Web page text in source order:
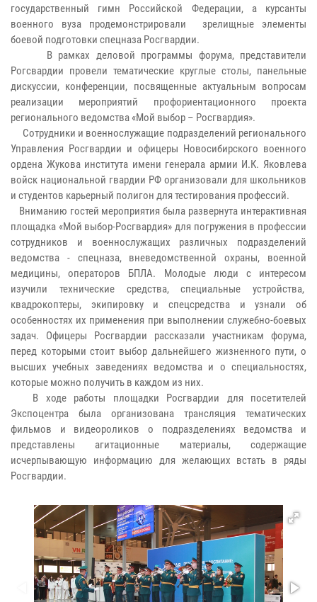
государственный гимн Российской Федерации, а курсанты
военного вуза продемонстрировали зрелищные элементы
боевой подготовки спецназа Росгвардии.
В рамках деловой программы форума, представители
Рогсвардии провели тематические круглые столы, панельные
дискуссии, конференции, посвященные актуальным вопросам
реализации мероприятий профориентационного проекта
регионального ведомства «Мой выбор – Росгвардия».
Сотрудники и военнослужащие подразделений регионального
Управления Росгвардии и офицеры Новосибирского военного
ордена Жукова института имени генерала армии И.К. Яковлева
войск национальной гвардии РФ организовали для школьников
и студентов карьерный полигон для тестирования профессий.
Вниманию гостей мероприятия была развернута интерактивная
площадка «Мой выбор-Росгвардия» для погружения в профессии
сотрудников и военнослужащих различных подразделений
ведомства - спецназа, вневедомственной охраны, военной
медицины, операторов БПЛА. Молодые люди с интересом
изучили технические средства, специальные устройства,
квадрокоптеры, экипировку и спецсредства и узнали об
особенностях их применения при выполнении служебно-боевых
задач. Офицеры Росгвардии рассказали участникам форума,
перед которыми стоит выбор дальнейшего жизненного пути, о
высших учебных заведениях ведомства и о специальностях,
которые можно получить в каждом из них.
В ходе работы площадки Росгвардии для посетителей
Экспоцентра была организована трансляция тематических
фильмов и видеороликов о подразделениях ведомства и
представлены агитационные материалы, содержащие
исчерпывающую информацию для желающих встать в ряды
Росгвардии.